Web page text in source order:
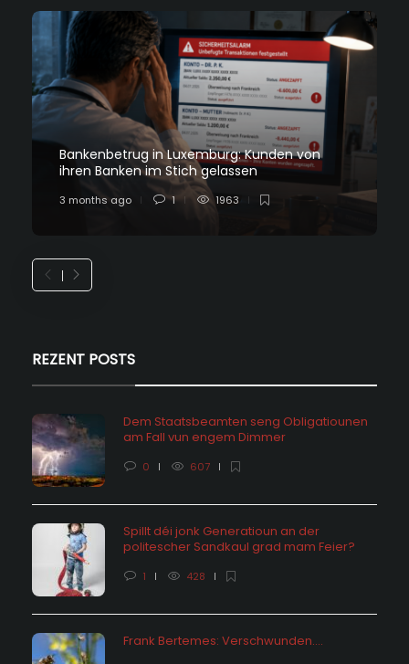
Bankenbetrug in Luxemburg: Kunden von
ihren Banken im Stich gelassen
3 months ago 1 1963
REZENT POSTS
Dem Staatsbeamten seng Obligatiounen
am Fall vun engem Dimmer
0 607
Spillt déi jonk Generatioun an der
politescher Sandkaul grad mam Feier?
1 428
Frank Bertemes: Verschwunden….